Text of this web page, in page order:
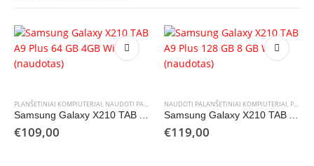
PLANŠETINIAI KOMPIUTERIAI, NAUDOTI PALANŠETINIAI KOMPIUTERIAI
Samsung Galaxy X210 TAB A9 Plus 64 GB 4GB Wi-Fi (naudotas)
€109,00
NAUDOTI PALANŠETINIAI KOMPIUTERIAI, PLANŠETINIAI KOMPIUTERIAI
Samsung Galaxy X210 TAB A9 Plus 128 GB 8 GB Wi-Fi (naudotas)
€119,00